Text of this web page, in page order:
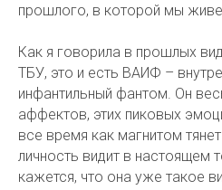
прошлого, в которой мы
Как я говорила в прошлых
ТБУ, это и есть ВАИФ –
инфантильный фантом. Он
аффектов, этих пиковых
все время как магнитом
личность видит в настоящем
кажется, что она уже такое